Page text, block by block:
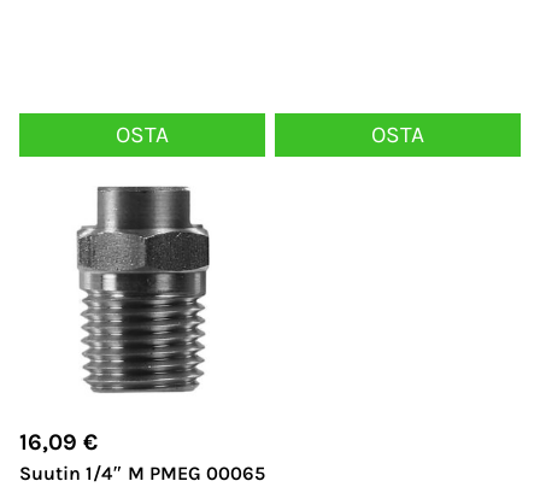
OSTA OSTA
16,09 €
Suutin 1/4″ M PMEG 00065